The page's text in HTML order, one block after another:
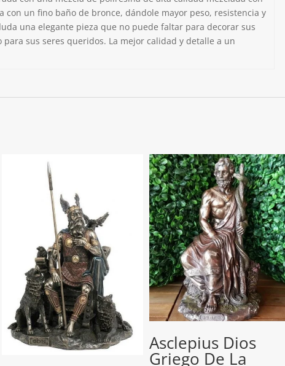
con un fino baño de bronce, dándole mayor peso, resistencia y
una elegante pieza que no puede faltar para decorar sus
para sus seres queridos. La mejor calidad y detalle a un
Asclepius Dios
Griego De La